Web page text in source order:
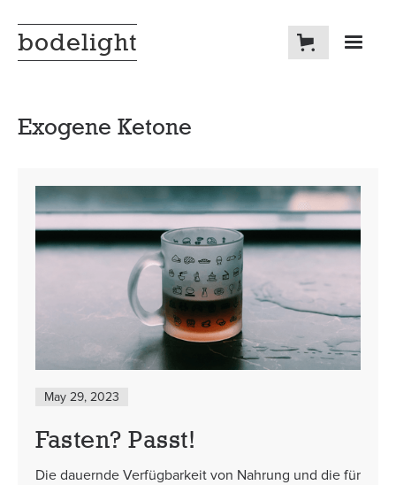
bodelight
Exogene Ketone
May 29, 2023
Fasten? Passt!
Die dauernde Verfügbarkeit von Nahrung und die für